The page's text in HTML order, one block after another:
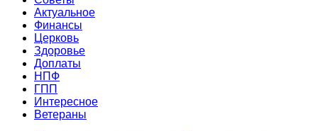
Актуальное
Финансы
Церковь
Здоровье
Доплаты
НПФ
ГПП
Интересное
Ветераны